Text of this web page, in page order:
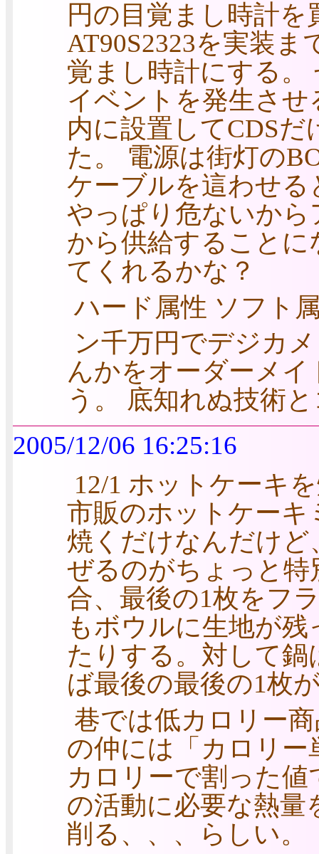
円の目覚まし時計を
AT90S2323を実装
覚まし時計にする。
イベントを発生させ
内に設置してCDS
た。 電源は街灯の
ケーブルを這わせ
やっぱり危ないか
から供給することに
てくれるかな？
ハード属性 ソフト
ン千万円でデジカ
んかをオーダーメ
う。 底知れぬ技術
2005/12/06 16:25:16
12/1 ホットケーキ
市販のホットケー
焼くだけなんだけ
ぜるのがちょっと
合、最後の1枚をフ
もボウルに生地が
たりする。対して
ば最後の最後の1枚
巷では低カロリー
の仲には「カロリ
カロリーで割った
の活動に必要な熱量
削る、、、らしい。